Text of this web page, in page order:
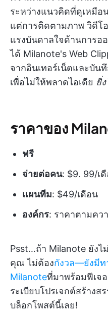
ระหว่างแนวคิดที่ดูเหมือ
แต่การติดตามภาพ วิดีโ
แรงบันดาลใจด้านการอ
ได้ Milanote's Web
จากอินเทอร์เน็ตและบัน
เพื่อไม่ให้พลาดไอเดีย ยิ่
ราคาของ
ฟรี
จ่ายต่อคน: $9. 99/เ
แผนทีม: $49/เดือน
องค์กร: ราคาตามคว
Psst…ถ้า Milanote ยังไ
คุณ ไม่ต้องกังวล—ยังมีท
Milanoteที่มาพร้อมฟีเจ
ระเบียบโปรเจกต์สร้าง
บล็อกโพสต์นี้เลย!